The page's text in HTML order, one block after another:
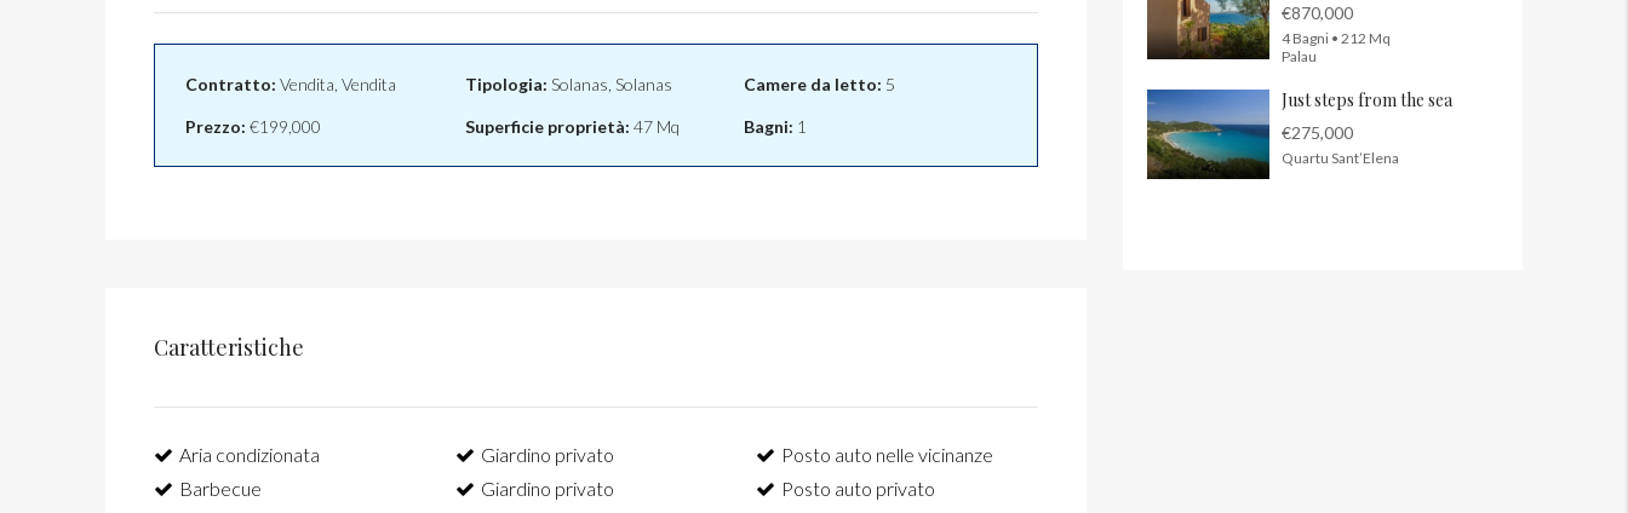
Contratto: Vendita, Vendita
Prezzo: €199,000
Tipologia: Solanas, Solanas
Superficie proprietà: 47 Mq
Camere da letto: 5
Bagni: 1
Caratteristiche
Aria condizionata
Barbecue
Giardino privato
Giardino privato
Posto auto nelle vicinanze
Posto auto privato
€870,000
4 Bagni • 212 Mq
Palau
Just steps from the sea
€275,000
Quartu Sant’Elena